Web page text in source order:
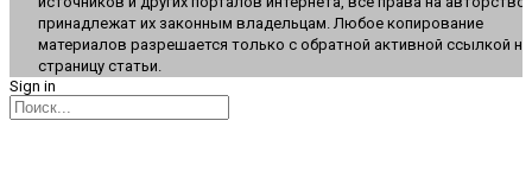
принадлежат их законным владельцам. Любое копирование
материалов разрешается только с обратной активной ссылкой на
страницу статьи.
Sign in